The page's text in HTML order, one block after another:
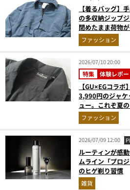
【着るバッグ】
の多収納ジップ
閉めたまま荷物
ファッション
2026/07/10 20:00
特集 体験レポー
【GU×EGコラ
3,990円のジャケ
ュー。これぞ夏
点ファッション
2026/07/09 12:00
ルーティンが感
ムライン「プロ
のヒゲ剃り習慣
雑貨